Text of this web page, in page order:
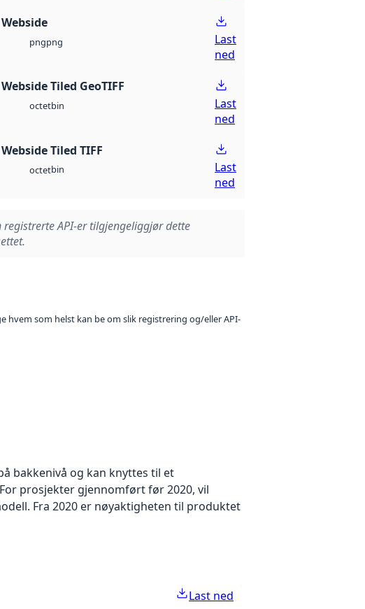
Webside
pngpng
Last
ned
Webside Tiled GeoTIFF
octetbin
Last
ned
Webside Tiled TIFF
octetbin
Last
ned
registrerte API-er tilgjengeliggjør dette
hvem som helst kan be om slik registrering og/eller API-
bakkenivå og kan knyttes til et
prosjekter gjennomført før 2020, vil
Fra 2020 er nøyaktigheten til produktet
Last ned